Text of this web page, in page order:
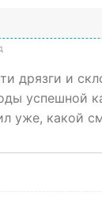
дрязги и
успешной
уже, какой